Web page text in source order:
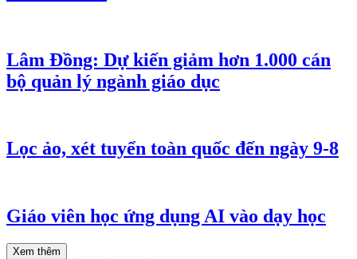
Lâm Đồng: Dự kiến giảm hơn 1.000 cán
bộ quản lý ngành giáo dục
Lọc ảo, xét tuyển toàn quốc đến ngày 9-8
Giáo viên học ứng dụng AI vào dạy học
Xem thêm